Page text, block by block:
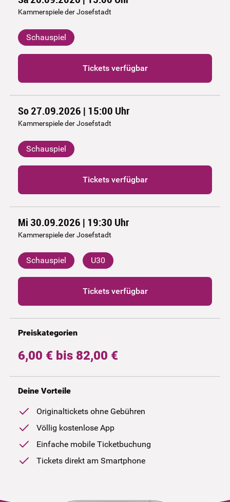
Kammerspiele der Josefstadt
Schauspiel
Tickets verfügbar
So 27.09.2026 | 15:00 Uhr
Kammerspiele der Josefstadt
Schauspiel
Tickets verfügbar
Mi 30.09.2026 | 19:30 Uhr
Kammerspiele der Josefstadt
Schauspiel U30
Tickets verfügbar
Preiskategorien
6,00 € bis 82,00 €
Deine Vorteile
Originaltickets ohne Gebühren
Völlig kostenlose App
Einfache mobile Ticketbuchung
Tickets direkt am Smartphone